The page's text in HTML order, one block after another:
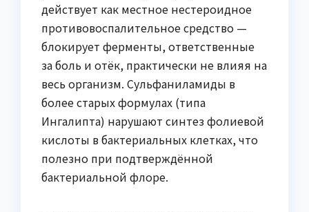
действует как местное нестероидное
противовоспалительное средство —
блокирует ферменты, ответственные
за боль и отёк, практически не влияя на
весь организм. Сульфаниламиды в
более старых формулах (типа
Ингалипта) нарушают синтез фолиевой
кислоты в бактериальных клетках, что
полезно при подтверждённой
бактериальной флоре.